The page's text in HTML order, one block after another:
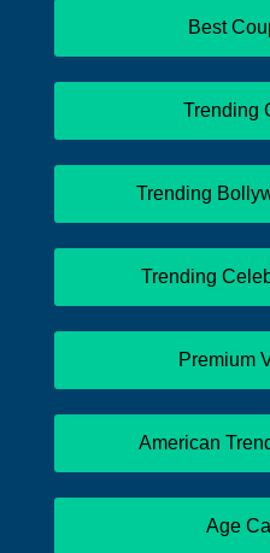
Best
Trending
Trending
Trending
Premium
American
Age